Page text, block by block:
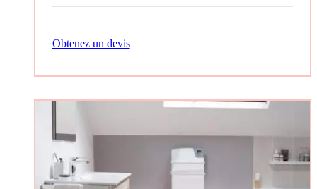
Obtenez un devis